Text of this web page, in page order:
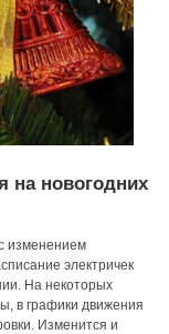
на новогодних
изменением
электричек
На некоторых
в графики движения
Изменится и